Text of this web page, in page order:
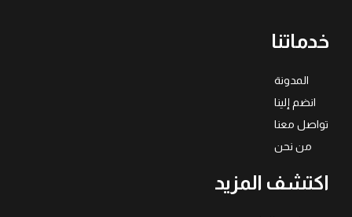
خدماتنا
المدونة
انضم إلينا
تواصل معنا
من نحن
اكتشف المزيد